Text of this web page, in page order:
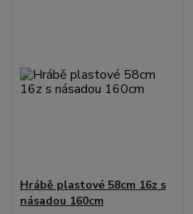
Hrábě plastové 58cm 16z s
násadou 160cm